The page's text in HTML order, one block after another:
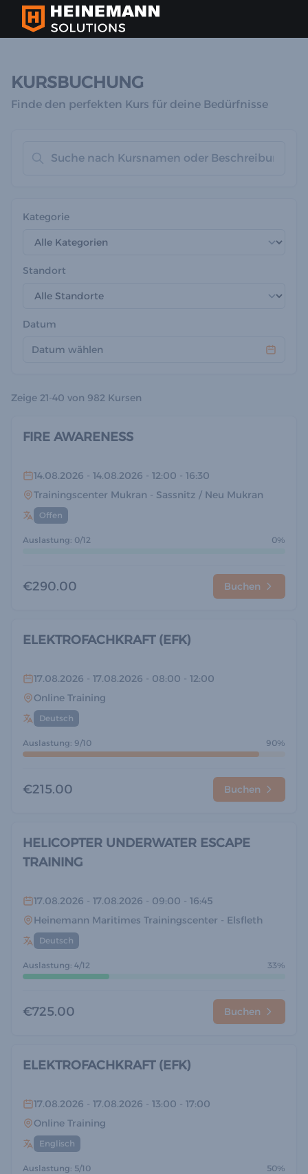
KURSBUCHUNG
Finde den perfekten Kurs für deine Bedürfnisse
Kategorie
Standort
Datum
Datum wählen
Zeige 21-40 von 982 Kursen
FIRE AWARENESS
14.08.2026 - 14.08.2026 - 12:00 - 16:30
Trainingscenter Mukran - Sassnitz / Neu Mukran
Offen
Auslastung: 0/12 0%
€290.00 Buchen
ELEKTROFACHKRAFT (EFK)
17.08.2026 - 17.08.2026 - 08:00 - 12:00
Online Training
Deutsch
Auslastung: 9/10 90%
€215.00 Buchen
HELICOPTER UNDERWATER ESCAPE
TRAINING
17.08.2026 - 17.08.2026 - 09:00 - 16:45
Heinemann Maritimes Trainingscenter - Elsfleth
Deutsch
Auslastung: 4/12 33%
€725.00 Buchen
ELEKTROFACHKRAFT (EFK)
17.08.2026 - 17.08.2026 - 13:00 - 17:00
Online Training
Englisch
Auslastung: 5/10 50%